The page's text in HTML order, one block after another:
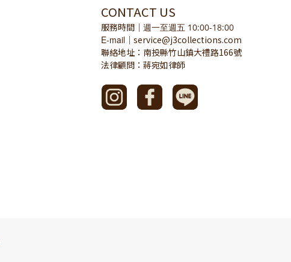
CONTACT US
服務時間 ｜ 週一至週五 10:00-18:00
E-mail ｜ service@j3collections.com
聯絡地址：南投縣竹山鎮大禮路166號
法律顧問：蔣宛如律師